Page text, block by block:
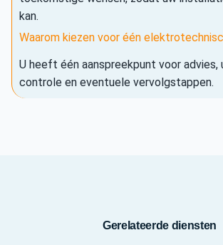
kan.
Waarom kiezen voor één
U heeft één aanspreekpunt voor advies,
controle en eventuele vervolgstappen.
Gerelateerde diensten